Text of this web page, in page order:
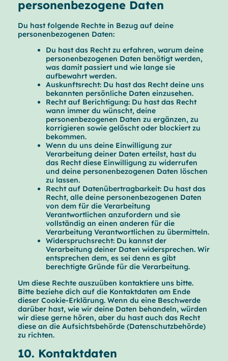
personenbezogene Daten
Du hast folgende Rechte in Bezug auf deine
personenbezogenen Daten:
Du hast das Recht zu erfahren, warum deine
personenbezogenen Daten benötigt werden,
was damit passiert und wie lange sie
aufbewahrt werden.
Auskunftsrecht: Du hast das Recht deine uns
bekannten persönliche Daten einzusehen.
Recht auf Berichtigung: Du hast das Recht
wann immer du wünscht, deine
personenbezogenen Daten zu ergänzen, zu
korrigieren sowie gelöscht oder blockiert zu
bekommen.
Wenn du uns deine Einwilligung zur
Verarbeitung deiner Daten erteilst, hast du
das Recht diese Einwilligung zu widerrufen
und deine personenbezogenen Daten löschen
zu lassen.
Recht auf Datenübertragbarkeit: Du hast das
Recht, alle deine personenbezogenen Daten
von dem für die Verarbeitung
Verantwortlichen anzufordern und sie
vollständig an einen anderen für die
Verarbeitung Verantwortlichen zu übermitteln.
Widerspruchsrecht: Du kannst der
Verarbeitung deiner Daten widersprechen. Wir
entsprechen dem, es sei denn es gibt
berechtigte Gründe für die Verarbeitung.
Um diese Rechte auszuüben kontaktiere uns bitte.
Bitte beziehe dich auf die Kontaktdaten am Ende
dieser Cookie-Erklärung. Wenn du eine Beschwerde
darüber hast, wie wir deine Daten behandeln, würden
wir diese gerne hören, aber du hast auch das Recht
diese an die Aufsichtsbehörde (Datenschutzbehörde)
zu richten.
10. Kontaktdaten